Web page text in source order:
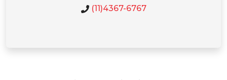
(11)4367-6767